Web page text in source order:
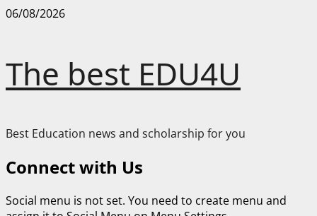
Skip
06/08/2026
The best EDU4U
Best Education news and scholarship for you
Connect with Us
Social menu is not set. You need to create menu and